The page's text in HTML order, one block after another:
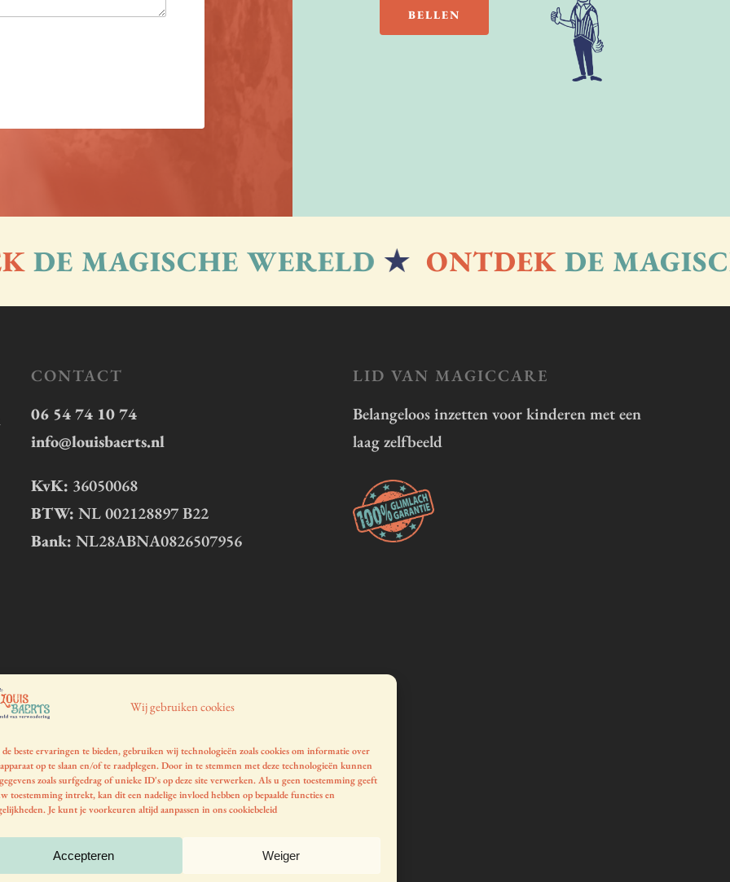
Wij gebruiken cookies
beste ervaringen te bieden, gebruiken wij technologieën zoals cookies om informatie over
op te slaan en/of te raadplegen. Door in te stemmen met deze technologieën kunnen
zoals surfgedrag of unieke ID's op deze site verwerken. Als u geen toestemming geeft
toestemming intrekt, kan dit een nadelige invloed hebben op bepaalde functies en
Je kunt je voorkeuren altijd aanpassen in onscookiebeleid
Accepteren Weiger
BELLEN
MAGISCHE WERELD★ ONTDEKDE
CONTACT
06 54 74 10 74
info@louisbaerts.nl
KvK: 36050068
BTW: NL 002128897 B22
Bank: NL28ABNA0826507956
LID VAN MAGICCARE
Belangeloos inzetten voor kinderen met een
laag zelfbeeld